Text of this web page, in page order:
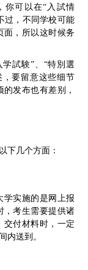
你可以在“入試情
过，不同学校可能
面，所以这时候务
試験”、“特別選
，要留意这些细节
发布也有差别，
下几个方面：
学实施的是网上报
，考生需要提供诸
交付材料时，一定
内送到。